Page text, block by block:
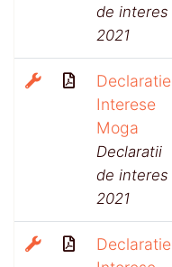
de interes
2021
Declaratie
Interese
Moga
Declaratii
de interes
2021
Declaratie